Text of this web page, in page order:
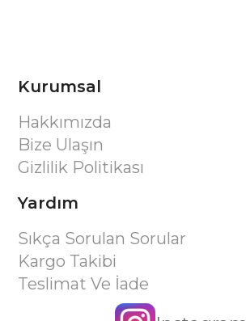
Kurumsal
Hakkımızda
Bize Ulaşın
Gizlilik Politikası
Yardım
Sıkça Sorulan Sorular
Kargo Takibi
Teslimat Ve İade